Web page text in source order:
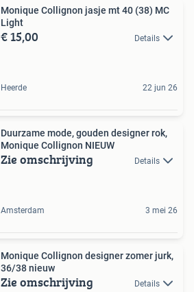
Monique Collignon jasje mt 40 (38) MC
Light
€ 15,00 Details
Heerde 22 jun 26
Duurzame mode, gouden designer rok,
Monique Collignon NIEUW
Zie omschrijving Details
Amsterdam 3 mei 26
Monique Collignon designer zomer jurk,
36/38 nieuw
Zie omschrijving Details